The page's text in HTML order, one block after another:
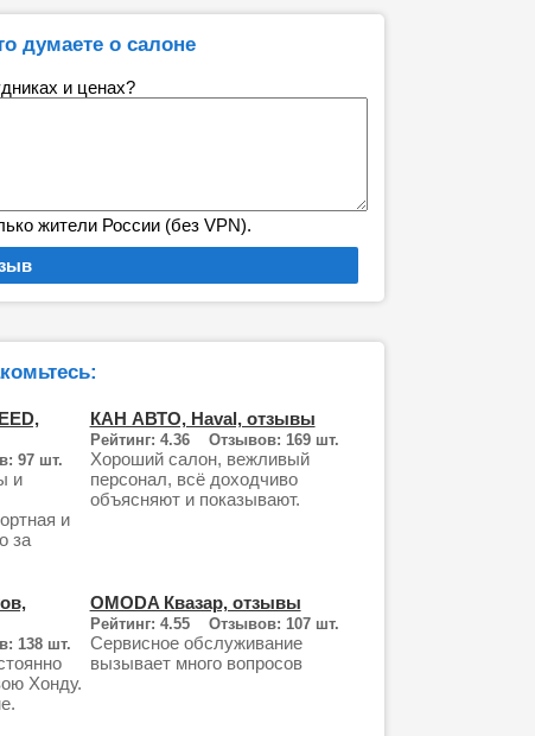
думаете о салоне
и ценах?
жители России (без VPN).
97 шт.
и
и
за
КАН АВТО, Haval, отзывы
Рейтинг: 4.36 Отзывов: 169 шт.
Хороший салон, вежливый
персонал, всё доходчиво
объясняют и показывают.
138 шт.
Хонду.
OMODA Квазар, отзывы
Рейтинг: 4.55 Отзывов: 107 шт.
Сервисное обслуживание
вызывает много вопросов